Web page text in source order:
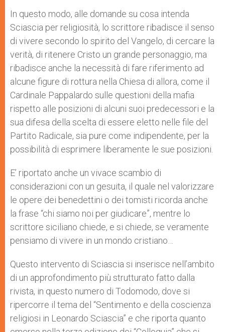
In questo modo, alle domande su cosa intenda
Sciascia per religiosità, lo scrittore ribadisce il senso
di vivere secondo lo spirito del Vangelo, di cercare la
verità, di ritenere Cristo un grande personaggio, ma
ribadisce anche la necessità di fare riferimento ad
alcune figure di rottura nella Chiesa di allora, come il
Cardinale Pappalardo sulle questioni della mafia
rispetto alle posizioni di alcuni suoi predecessori e la
sua difesa della scelta di essere eletto nelle file del
Partito Radicale, sia pure come indipendente, per la
possibilità di esprimere liberamente le sue posizioni.
E’ riportato anche un vivace scambio di
considerazioni con un gesuita, il quale nel valorizzare
le opere dei benedettini o dei tomisti ricorda anche
la frase “chi siamo noi per giudicare”, mentre lo
scrittore siciliano chiede, e si chiede, se veramente
pensiamo di vivere in un mondo cristiano…
Questo intervento di Sciascia si inserisce nell’ambito
di un approfondimento più strutturato fatto dalla
rivista, in questo numero di Todomodo, dove si
ripercorre il tema del “Sentimento e della coscienza
religiosi in Leonardo Sciascia” e che riporta quanto